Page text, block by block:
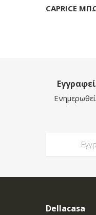
CAPRICE
Dellacasa